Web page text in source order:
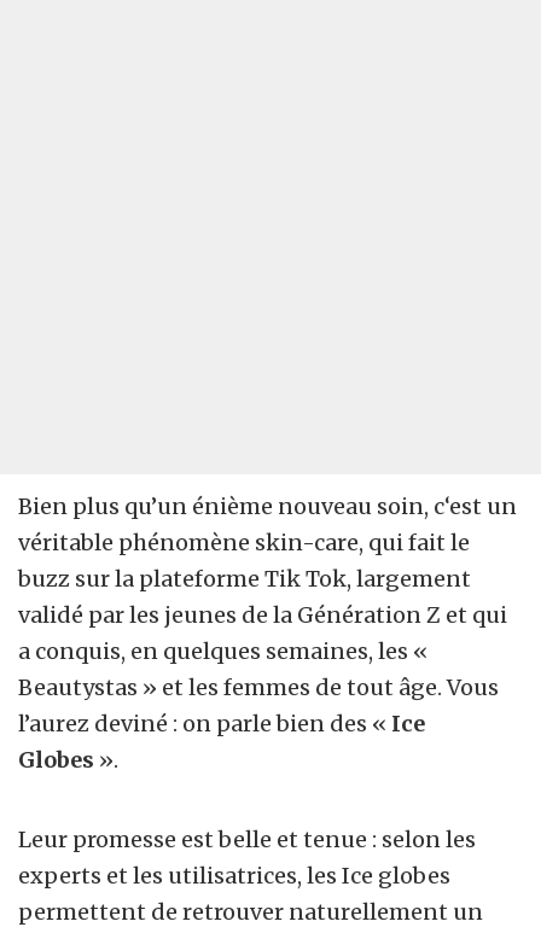
Bien plus qu’un énième nouveau soin, c‘est un
véritable phénomène skin-care, qui fait le
buzz sur la plateforme Tik Tok, largement
validé par les jeunes de la Génération Z et qui
a conquis, en quelques semaines, les «
Beautystas » et les femmes de tout âge. Vous
l’aurez deviné : on parle bien des « Ice
Globes ».
Leur promesse est belle et tenue : selon les
experts et les utilisatrices, les Ice globes
permettent de retrouver naturellement un